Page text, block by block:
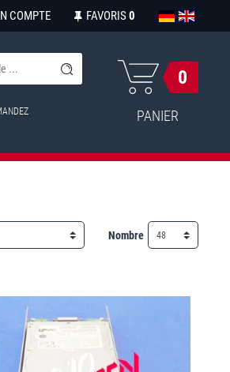
COMPTE FAVORIS 0
0
PANIER